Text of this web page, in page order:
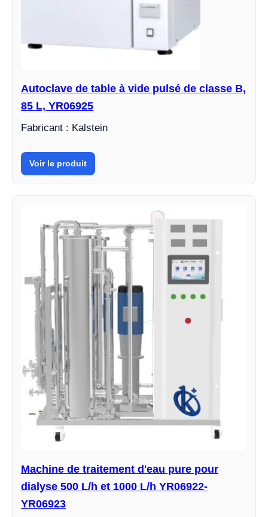
Autoclave de table à vide pulsé de classe B,
85 L, YR06925
Fabricant : Kalstein
Voir le produit
Machine de traitement d'eau pure pour
dialyse 500 L/h et 1000 L/h YR06922-
YR06923